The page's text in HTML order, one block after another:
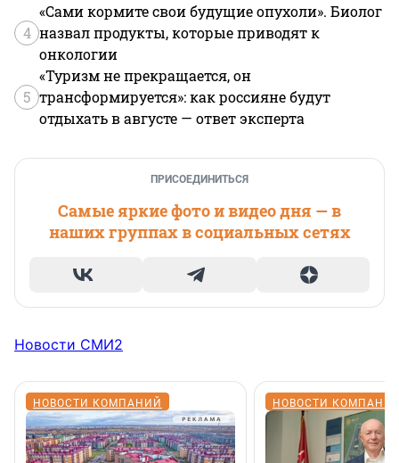
4
«Сами кормите свои будущие опухоли». Биолог
назвал продукты, которые приводят к
онкологии
5
«Туризм не прекращается, он
трансформируется»: как россияне будут
отдыхать в августе — ответ эксперта
ПРИСОЕДИНИТЬСЯ
Самые яркие фото и видео дня — в
наших группах в социальных сетях
Новости СМИ2
НОВОСТИ КОМПАНИЙ НОВОСТИ